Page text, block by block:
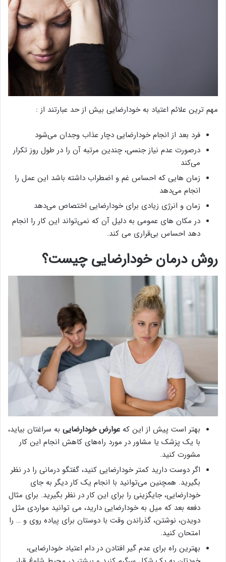
مهم ترین علائم اعتیاد به خودارضایی بیش از حد عبارتند از :
فرد بعد از انجام خودارضایی دچار عذاب وجدان می‌شود
درصورت عدم نیاز جنسی، چندین مرتبه آن را در طول روز تکرار
می‌کند
زمان هایی که احساس غم و اضطراب داشته باشد این عمل را
انجام می‌دهد
زمان و انرژی زیادی برای خودارضایی اختصاص می‌دهد
در مکان های عمومی به دلیل آن که نمی‌تواند این کار را انجام
دهد احساس بی‌قراری می کند.
روش درمان خودارضایی چیست؟
بهتر است پیش از این که عوارض خودارضایی به سراغتان بیاید،
با یک پزشک یا مشاور در مورد راه‌های کاهش انجام این کار
مشورت کنید.
اگر دوست دارید کمتر خودارضایی کنید، گفتگو درمانی را در نظر
بگیرید. همچنین می‌توانید با انجام یک کار دیگر به جای
خودارضایی، جایگزینی را برای این کار در نظر بگیرید. برای مثال
دفعه بعد که میل به خودارضایی دارید، می توانید مواردی مثل
دویدن، نوشتن، گذراندن وقت با دوستان برای پیاده روی و … را
امتحان کنید.
بهترین راه برای عدم گیر افتادن در دام اعتیاد خودارضایی،